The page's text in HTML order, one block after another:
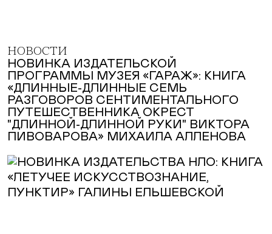
НОВОСТИ
НОВИНКА ИЗДАТЕЛЬСКОЙ
ПРОГРАММЫ МУЗЕЯ «ГАРАЖ»: КНИГА
«ДЛИННЫЕ-ДЛИННЫЕ СЕМЬ
РАЗГОВОРОВ СЕНТИМЕНТАЛЬНОГО
ПУТЕШЕСТВЕННИКА ОКРЕСТ
"ДЛИННОЙ-ДЛИННОЙ РУКИ" ВИКТОРА
ПИВОВАРОВА» МИХАИЛА АЛЛЕНОВА